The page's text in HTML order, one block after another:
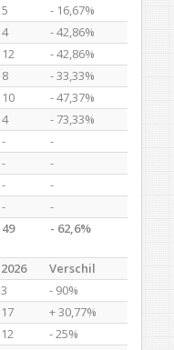
5
- 16,67%
4
- 42,86%
12
- 42,86%
8
- 33,33%
10
- 47,37%
4
- 73,33%
-
-
-
-
-
-
-
-
49 - 62,6%
2026
Verschil
3
- 90%
17
+ 30,77%
12
- 25%